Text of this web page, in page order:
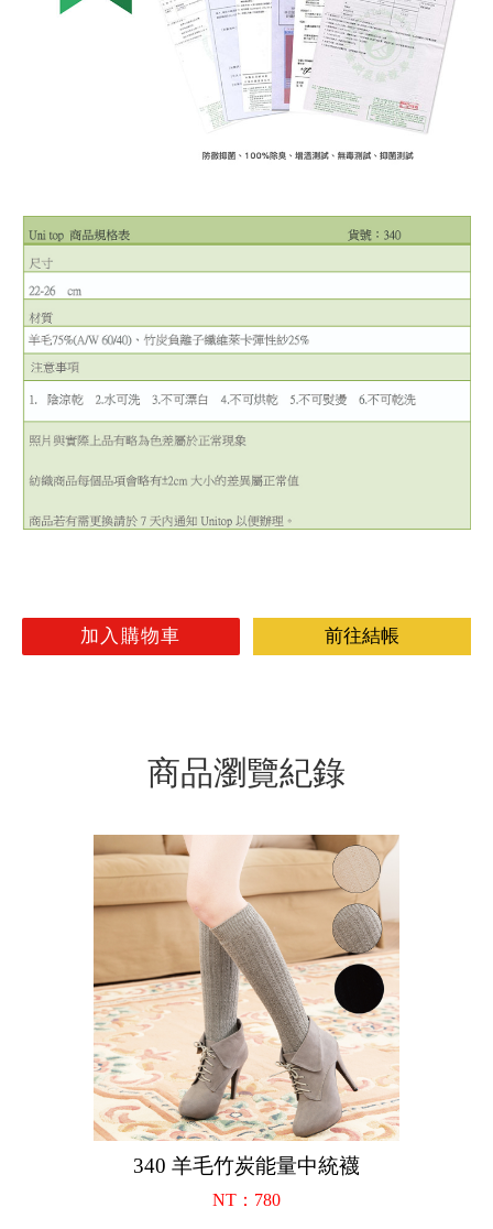
加入購物車 前往結帳
商品瀏覽紀錄
340 羊毛竹炭能量中統襪
NT：780